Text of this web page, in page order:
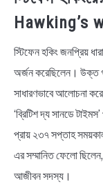
Hawking’s
স্টিফেন হকিং জনপ্রিয়
অর্জন করেছিলেন। উক্ত
সাধারণভাবে আলোচনা
‘ব্রিটিশ দ্য সানডে
প্রায় ২৩৭ সপ্তাহ
এর সম্মানিত ফেলো
আজীবন সদস্য।